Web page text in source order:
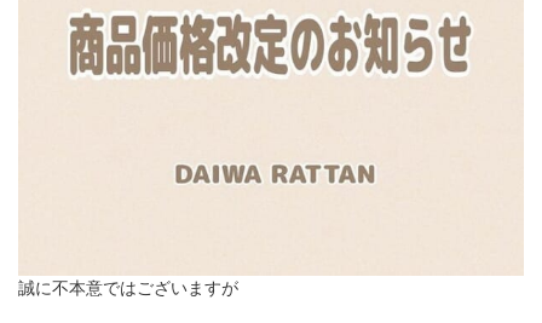
誠に不本意ではございますが